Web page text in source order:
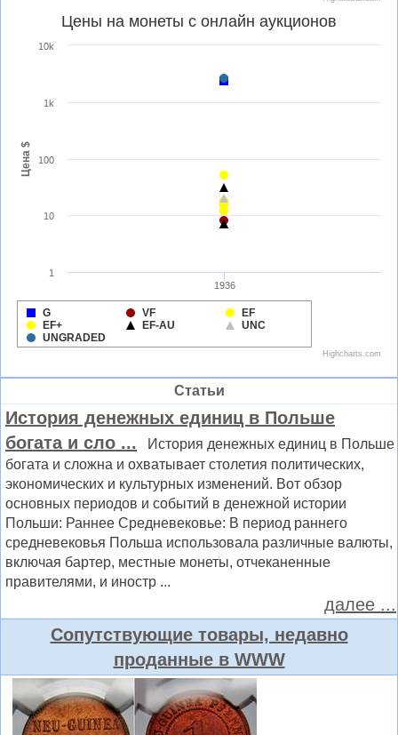
Статьи
История денежных единиц в Польше
богата и сло ... История денежных единиц в Польше
богата и сложна и охватывает столетия политических,
экономических и культурных изменений. Вот обзор
основных периодов и событий в денежной истории
Польши: Раннее Средневековье: В период раннего
средневековья Польша использовала различные валюты,
включая бартер, местные монеты, отчеканенные
правителями, и иностр ...
далее ...
Сопутствующие товары, недавно
проданные в WWW